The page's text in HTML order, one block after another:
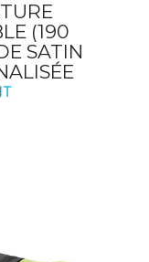
(190
SATIN